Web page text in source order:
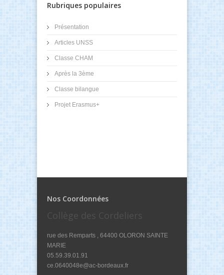
Rubriques populaires
Présentation
Articles UNSS
Classe CHAM
Après la 3ème
Classe bilangue
Projet Erasmus+
Nos Coordonnées
Collège des Cordeliers
rue des Remparts , 64400 OLORON SAINTE
MARIE
05.59.39.01.91
ce.0640048e@ac-bordeaux.fr